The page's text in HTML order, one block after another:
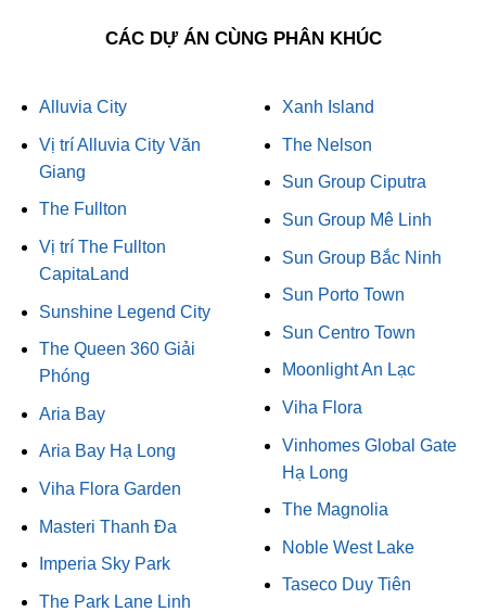
CÁC DỰ ÁN CÙNG PHÂN KHÚC
Alluvia City
Vị trí Alluvia City Văn
Giang
The Fullton
Vị trí The Fullton
CapitaLand
Sunshine Legend City
The Queen 360 Giải
Phóng
Aria Bay
Aria Bay Hạ Long
Viha Flora Garden
Masteri Thanh Đa
Imperia Sky Park
The Park Lane Linh
Xanh Island
The Nelson
Sun Group Ciputra
Sun Group Mê Linh
Sun Group Bắc Ninh
Sun Porto Town
Sun Centro Town
Moonlight An Lạc
Viha Flora
Vinhomes Global Gate
Hạ Long
The Magnolia
Noble West Lake
Taseco Duy Tiên